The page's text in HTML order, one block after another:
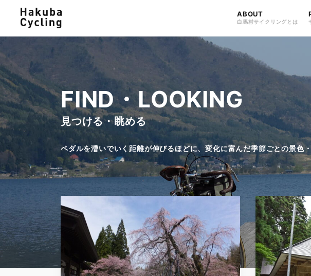
ABOUT
白馬村サイクリングとは
絶景スポット巡り
里山風景と仁科三湖
FIND・LOOKING
見つける・眺める
ペダルを漕いでいく距離が伸びるほどに、変化に富んだ季節ごとの景色